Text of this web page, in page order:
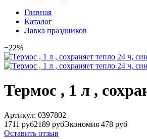
Главная
Каталог
Лавка праздников
−22%
Термос , 1 л ,
Артикул: 0397802
1711 руб2189 рубЭкономия 478 руб
Оставить отзыв